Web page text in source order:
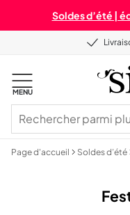
Soldes d’été |
MENU
Page d'accueil Soldes d’été